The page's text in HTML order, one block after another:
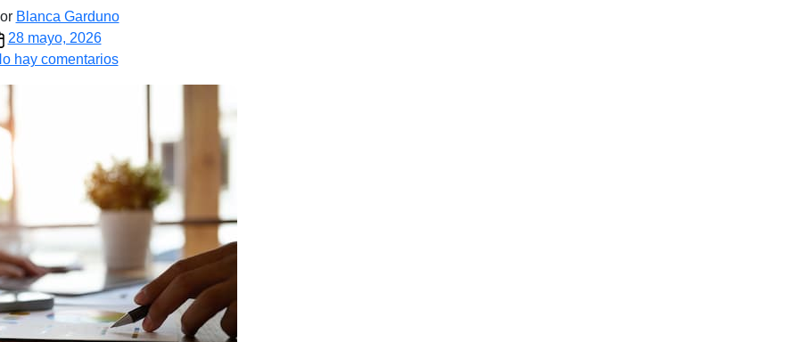
Blanca Garduno
28 mayo, 2026
hay comentariosen
protección
total
para
vehículo